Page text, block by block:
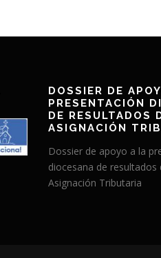
DOSSIER DE
PRESENTACIÓN
DE RESULTADOS
ASIGNACIÓN
Dossier de apoyo a la
diocesana de resultados
Asignación Tributaria